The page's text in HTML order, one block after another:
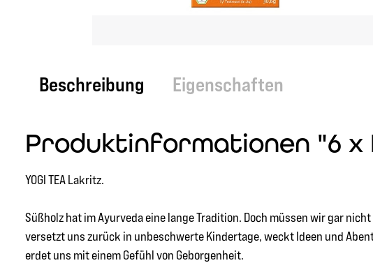
Beschreibung Eigenschaften
Produktinformationen "6 x
YOGI TEA Lakritz.
Süßholz hat im Ayurveda eine lange Tradition. Doch müssen wir gar
versetzt uns zurück in unbeschwerte Kindertage, weckt Ideen und
erdet uns mit einem Gefühl von Geborgenheit.